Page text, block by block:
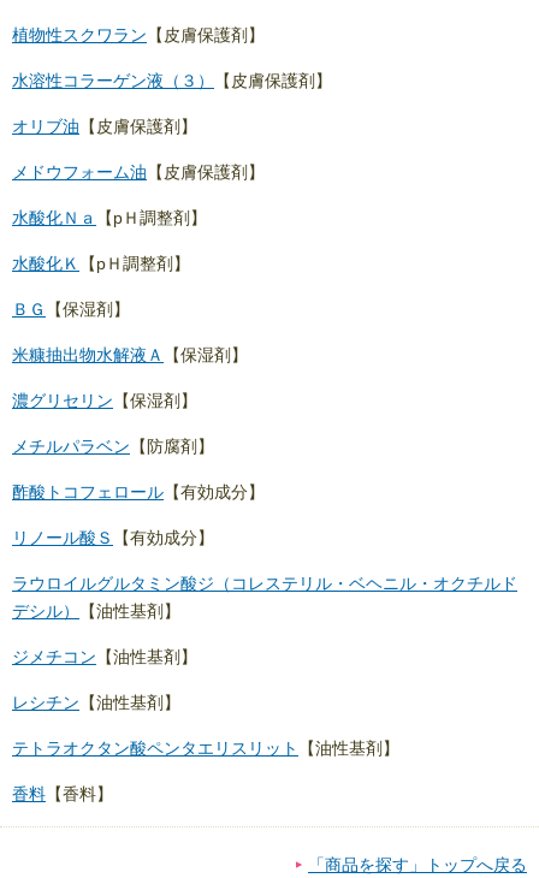
植物性スクワラン 【皮膚保護剤】
水溶性コラーゲン液（３） 【皮膚保護剤】
オリブ油 【皮膚保護剤】
メドウフォーム油 【皮膚保護剤】
水酸化Ｎａ 【pＨ調整剤】
水酸化Ｋ 【pＨ調整剤】
ＢＧ 【保湿剤】
米糠抽出物水解液Ａ 【保湿剤】
濃グリセリン 【保湿剤】
メチルパラベン 【防腐剤】
酢酸トコフェロール 【有効成分】
リノール酸Ｓ 【有効成分】
ラウロイルグルタミン酸ジ（コレステリル・ベヘニル・オクチルド
デシル）
【油性基剤】
ジメチコン 【油性基剤】
レシチン 【油性基剤】
テトラオクタン酸ペンタエリスリット 【油性基剤】
香料 【香料】
「商品を探す」トップへ戻る